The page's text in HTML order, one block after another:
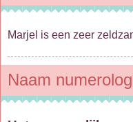
Marjel is een zeer
Naam